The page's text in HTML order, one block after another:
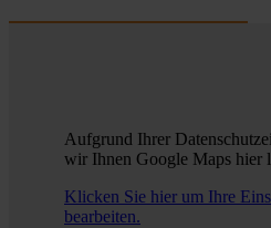
Aufgrund Ihrer
wir Ihnen Google Maps hier
Klicken Sie hier um Ihre
bearbeiten.